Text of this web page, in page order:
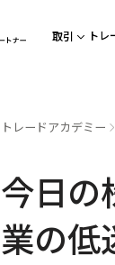
取引 トレ
トレードアカデミー
今日の
業の低